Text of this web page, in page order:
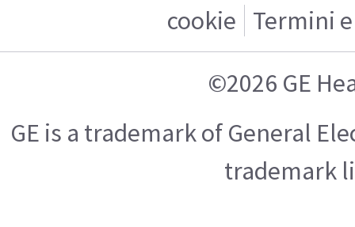
cookie Termini
©2026 GE
GE is a trademark of General
trademark